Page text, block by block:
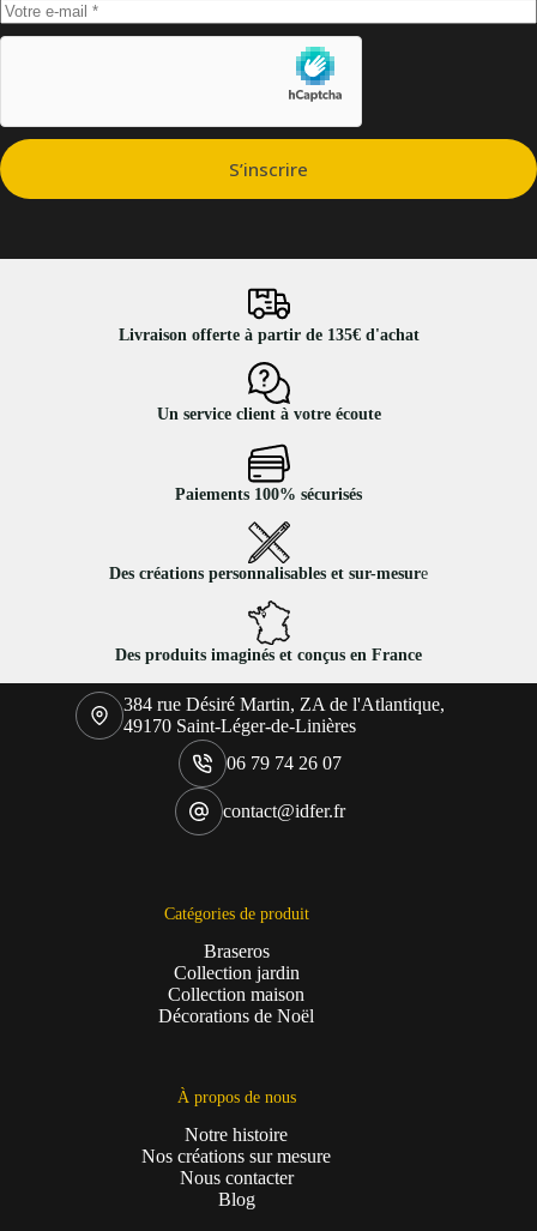
S’inscrire
Livraison offerte à partir de 135€ d'achat
Un service client à votre écoute
Paiements 100% sécurisés
Des créations personnalisables et sur-mesure
Des produits imaginés et conçus en France
384 rue Désiré Martin, ZA de l'Atlantique,
49170 Saint-Léger-de-Linières
06 79 74 26 07
contact@idfer.fr
Catégories de produit
Braseros
Collection jardin
Collection maison
Décorations de Noël
À propos de nous
Notre histoire
Nos créations sur mesure
Nous contacter
Blog